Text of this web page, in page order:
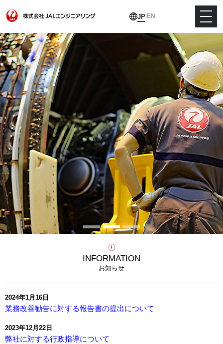
JP| EN
1 2 3
INFORMATION
お知らせ
2024年1月16日
業務改善勧告に対する報告書の提出について
2023年12月22日
弊社に対する行政指導について